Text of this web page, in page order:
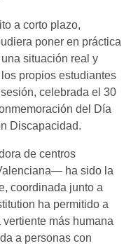
a corto plazo,
poner en práctica
situación real y
propios estudiantes
celebrada el 30
del Día
Discapacidad.
de centros
ha sido la
coordinada junto a
ha permitido a
más humana
a personas con